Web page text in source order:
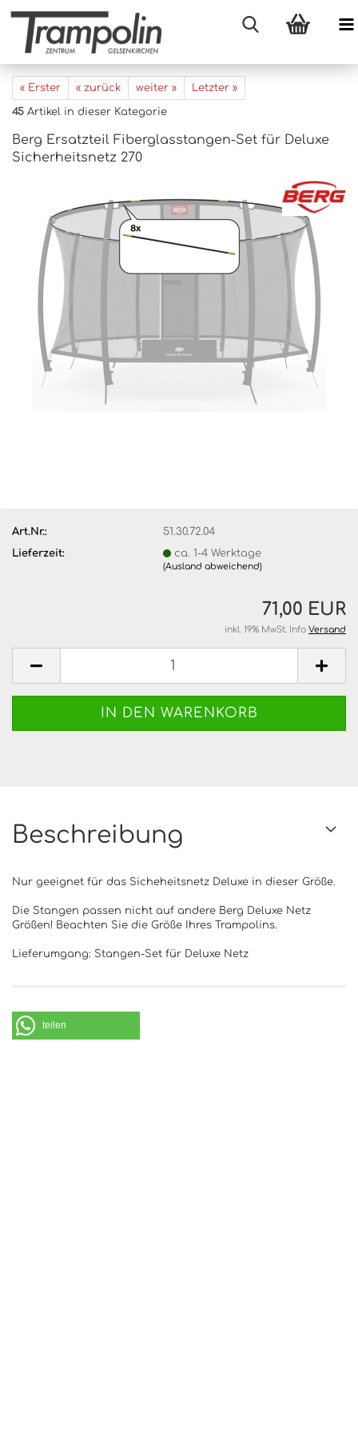
« Erster « zurück weiter » Letzter »
45 Artikel in dieser Kategorie
Berg Ersatzteil Fiberglasstangen-Set für Deluxe
Sicherheitsnetz 270
Art.Nr.:
51.30.72.04
Lieferzeit:
ca. 1-4 Werktage
(Ausland abweichend)
71,00 EUR
inkl. 19% MwSt. Info Versand
Beschreibung
Nur geeignet für das Sicheheitsnetz Deluxe in dieser Größe.
Die Stangen passen nicht auf andere Berg Deluxe Netz
Größen! Beachten Sie die Größe Ihres Trampolins.
Lieferumgang: Stangen-Set für Deluxe Netz
teilen